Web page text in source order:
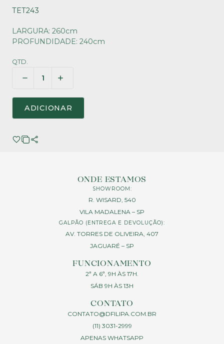
TET243
LARGURA: 260cm
PROFUNDIDADE: 240cm
QTD.
ADICIONAR
ONDE ESTAMOS
SHOWROOM:
R. WISARD, 540
VILA MADALENA – SP
GALPÃO (ENTREGA E DEVOLUÇÃO):
AV. TORRES DE OLIVEIRA, 407
JAGUARÉ – SP
FUNCIONAMENTO
2ª A 6ª, 9H ÀS 17H.
SÁB 9H ÀS 13H
CONTATO
CONTATO@DFILIPA.COM.BR
(11) 3031-2999
APENAS WHATSAPP